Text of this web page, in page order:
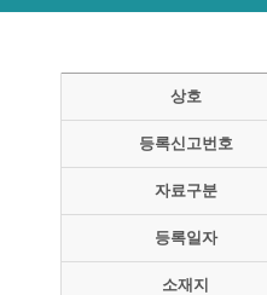
상호
등록신고번호
자료구분
등록일자
소재지